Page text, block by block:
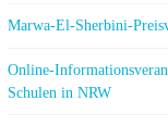
Marwa-El-Sherbini-
Online-
Schulen in NRW